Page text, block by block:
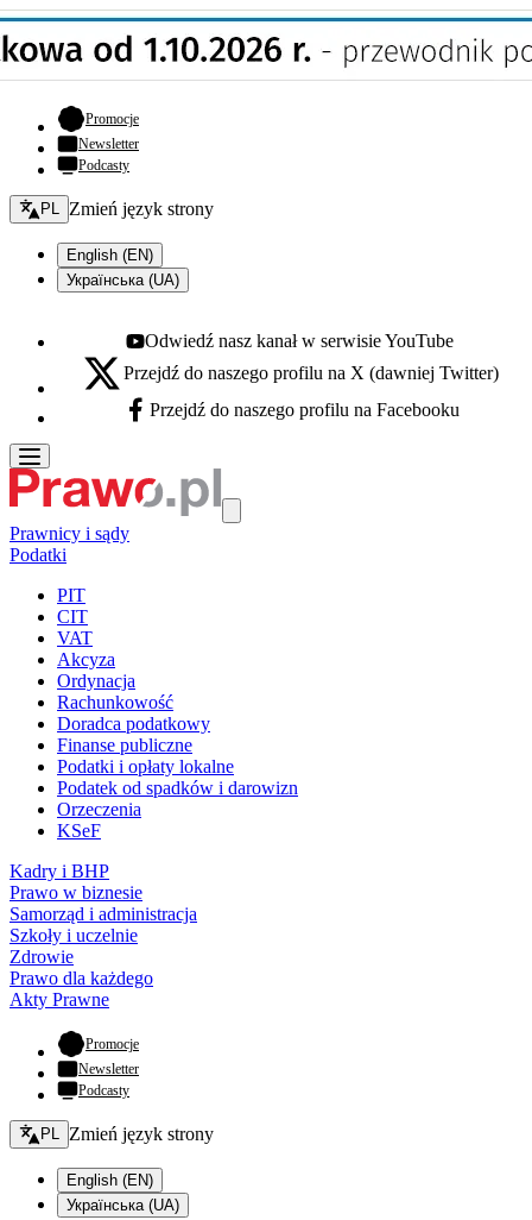
Promocje- otwiera się w nowej karcie
Newsletter
Podcasty
Zmień język - bieżący:
PL Zmień język strony
English (EN)
Українська (UA)
Youtube - otwiera się w nowej karcie
Odwiedź nasz kanał w serwisie YouTube
X - otwiera się w nowej karcie
Przejdź do naszego profilu na X (dawniej Twitter)
Facebook - otwiera się w nowej karcie
Przejdź do naszego profilu na Facebooku
Prawnicy i sądy
Podatki
PIT
CIT
VAT
Akcyza
Ordynacja
Rachunkowość
Doradca podatkowy
Finanse publiczne
Podatki i opłaty lokalne
Podatek od spadków i darowizn
Orzeczenia
KSeF
Kadry i BHP
Prawo w biznesie
Samorząd i administracja
Szkoły i uczelnie
Zdrowie
Prawo dla każdego
Akty Prawne
Promocje- otwiera się w nowej karcie
Newsletter
Podcasty
Zmień język - bieżący:
PL Zmień język strony
English (EN)
Українська (UA)